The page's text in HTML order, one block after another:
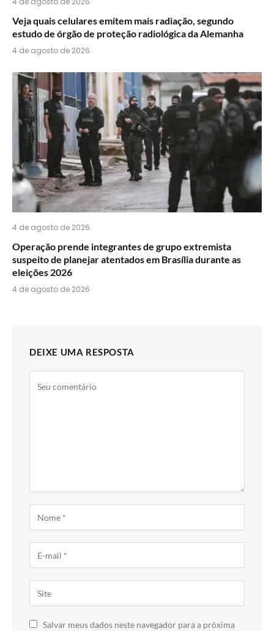
Veja quais celulares emitem mais radiação, segundo
estudo de órgão de proteção radiológica da Alemanha
4 de agosto de 2026
4 de agosto de 2026
Operação prende integrantes de grupo extremista
suspeito de planejar atentados em Brasília durante as
eleições 2026
4 de agosto de 2026
DEIXE UMA RESPOSTA
Salvar meus dados neste navegador para a próxima